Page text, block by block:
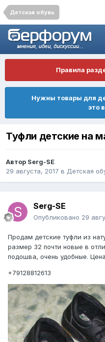
Детская обувь
Правила
Нужны товары для
это
Туфли детские на
Автор Serg-SE
29 августа, 2017 в Детская
Serg-SE
Опубликовано 29
Продам детские туфли из
размер 32 почти новые в
подошва, очень удобные.
+79128812613